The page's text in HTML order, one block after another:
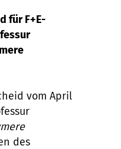
für F+E-
vom April
des